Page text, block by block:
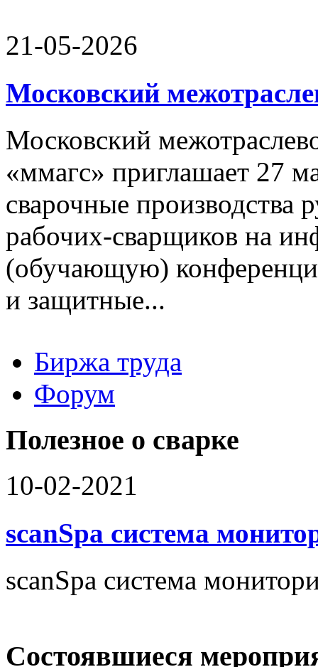
21-05-2026
Московский
Московский
«ммагс» приглашает 27
сварочные производства
рабочих-сварщиков на
(обучающую)
и защитные...
Биржа труда
Работодателю
Соискателю
Форум
Полезное о сварке
10-02-2021
scanSpa система
scanSpa система
Состоявшиеся